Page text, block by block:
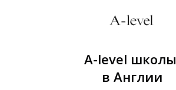
A-level школы
в Англии